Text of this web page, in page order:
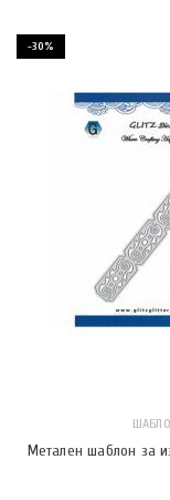
-30%
Метален шаблон за